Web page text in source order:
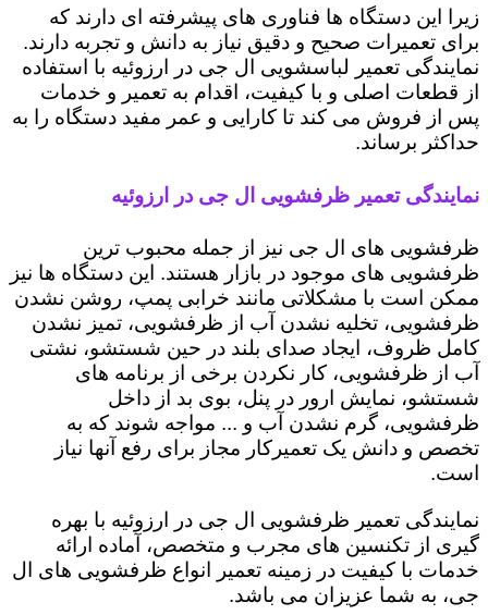
زیرا این دستگاه ها فناوری های پیشرفته ای دارند که
برای تعمیرات صحیح و دقیق نیاز به دانش و تجربه دارند.
نمایندگی تعمیر لباسشویی ال جی در ارزوئیه با استفاده
از قطعات اصلی و با کیفیت، اقدام به تعمیر و خدمات
پس از فروش می کند تا کارایی و عمر مفید دستگاه را به
حداکثر برساند.
نمایندگی تعمیر ظرفشویی ال جی در ارزوئیه
ظرفشویی های ال جی نیز از جمله محبوب ترین
ظرفشویی های موجود در بازار هستند. این دستگاه ها نیز
ممکن است با مشکلاتی مانند خرابی پمپ، روشن نشدن
ظرفشویی، تخلیه نشدن آب از ظرفشویی، تمیز نشدن
کامل ظروف، ایجاد صدای بلند در حین شستشو، نشتی
آب از ظرفشویی، کار نکردن برخی از برنامه های
شستشو، نمایش ارور در پنل، بوی بد از داخل
ظرفشویی، گرم نشدن آب و ... مواجه شوند که به
تخصص و دانش یک تعمیرکار مجاز برای رفع آنها نیاز
است.
نمایندگی تعمیر ظرفشویی ال جی در ارزوئیه با بهره
گیری از تکنسین های مجرب و متخصص، آماده ارائه
خدمات با کیفیت در زمینه تعمیر انواع ظرفشویی های ال
جی، به شما عزیزان می باشد.